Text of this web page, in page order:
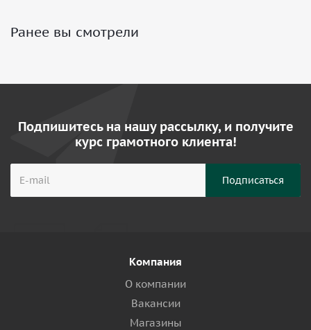
Ранее вы смотрели
Подпишитесь на нашу рассылку, и получите
курс грамотного клиента!
Компания
О компании
Вакансии
Магазины